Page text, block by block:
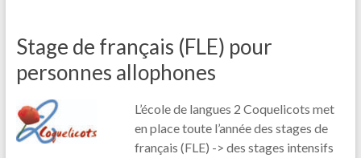
Stage de français (FLE) pour
personnes allophones
L’école de langues 2 Coquelicots met
en place toute l’année des stages de
français (FLE) -> des stages intensifs